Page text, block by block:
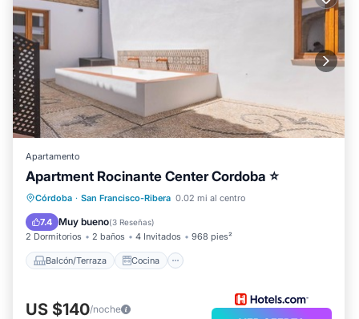
Apartamento
Apartment Rocinante Center Cordoba ⭐
Córdoba · San Francisco-Ribera 0.02 mi al centro
7.4 Muy bueno(3 Reseñas)
2 Dormitorios 2 baños 4 Invitados 968 pies²
Balcón/Terraza Cocina
Balcón/Terraza
Cocina
Aire acondicionado
US $140/noche